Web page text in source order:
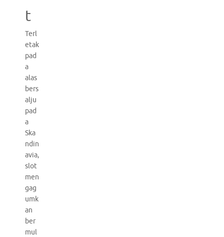
t
Terl
etak
pad
a
alas
bers
alju
pad
a
Ska
ndin
avia,
slot
men
gag
umk
an
ber
mul